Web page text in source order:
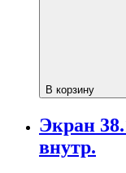
В корзину
Экран
внутр.